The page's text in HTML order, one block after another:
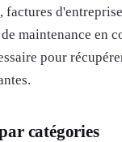
factures
maintenance en
pour
catégories